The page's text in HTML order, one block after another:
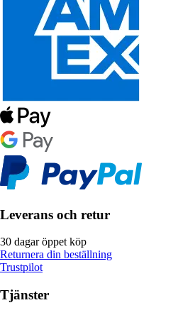
Leverans och retur
30 dagar öppet köp
Returnera din beställning
Trustpilot
Tjänster